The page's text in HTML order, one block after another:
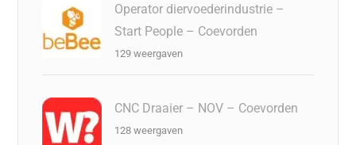
Operator diervoederindustrie –
Start People – Coevorden
129 weergaven
CNC Draaier – NOV – Coevorden
128 weergaven